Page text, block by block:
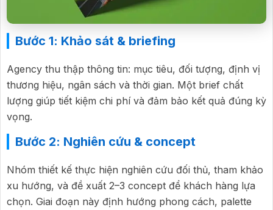
Bước 1: Khảo sát & briefing
Agency thu thập thông tin: mục tiêu, đối tượng, định vị
thương hiệu, ngân sách và thời gian. Một brief chất
lượng giúp tiết kiệm chi phí và đảm bảo kết quả đúng kỳ
vọng.
Bước 2: Nghiên cứu & concept
Nhóm thiết kế thực hiện nghiên cứu đối thủ, tham khảo
xu hướng, và đề xuất 2–3 concept để khách hàng lựa
chọn. Giai đoạn này định hướng phong cách, palette